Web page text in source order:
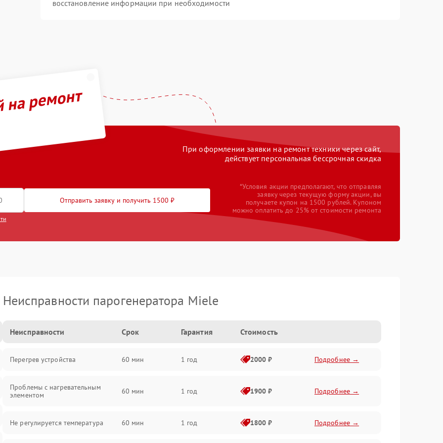
восстановление информации при необходимости
ремонт
При оформлении заявки на ремонт техники через сайт,
действует персональная бессрочная скидка
Отправить заявку и получить 1500 ₽
*Условия акции предполагают, что отправляя
заявку через текущую форму акции, вы
получаете купон на 1500 рублей. Купоном
можно оплатить до 25% от стоимости ремонта
Неисправности парогенератора Miele
Неисправности Срок Гарантия Стоимость
Перегрев устройства 60 мин 1 год 2000 ₽ Подробнее →
Проблемы с нагревательным
элементом
60 мин 1 год 1900 ₽ Подробнее →
Не регулируется температура 60 мин 1 год 1800 ₽ Подробнее →